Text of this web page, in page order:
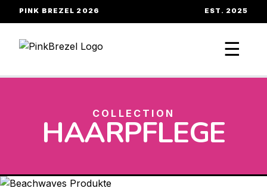
PINK BREZEL 2026 EST. 2025
☰
COLLECTION
HAARPFLEGE